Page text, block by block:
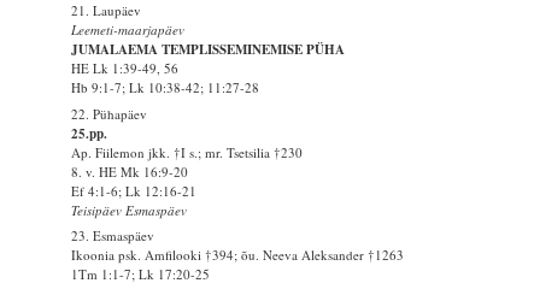
21. Laupäev
Leemeti-maarjapäev
JUMALAEMA TEMPLISSEMINEMISE PÜHA
HE Lk 1:39-49, 56
Hb 9:1-7; Lk 10:38-42; 11:27-28
22. Pühapäev
25.pp.
Ap. Fiilemon jkk. †I s.; mr. Tsetsilia †230
8. v. HE Mk 16:9-20
Ef 4:1-6; Lk 12:16-21
Teisipäev Esmaspäev
23. Esmaspäev
Ikoonia psk. Amfilooki †394; õu. Neeva Aleksander †1263
1Tm 1:1-7; Lk 17:20-25